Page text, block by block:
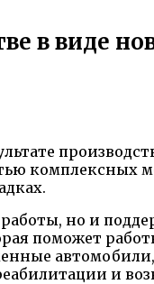
в виде
комплексных
но и
поможет
и